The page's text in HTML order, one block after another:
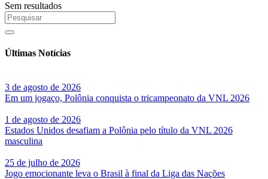
Sem resultados
Últimas Notícias
3 de agosto de 2026
Em um jogaço, Polônia conquista o tricampeonato da VNL 2026
1 de agosto de 2026
Estados Unidos desafiam a Polônia pelo título da VNL 2026
masculina
25 de julho de 2026
Jogo emocionante leva o Brasil à final da Liga das Nações